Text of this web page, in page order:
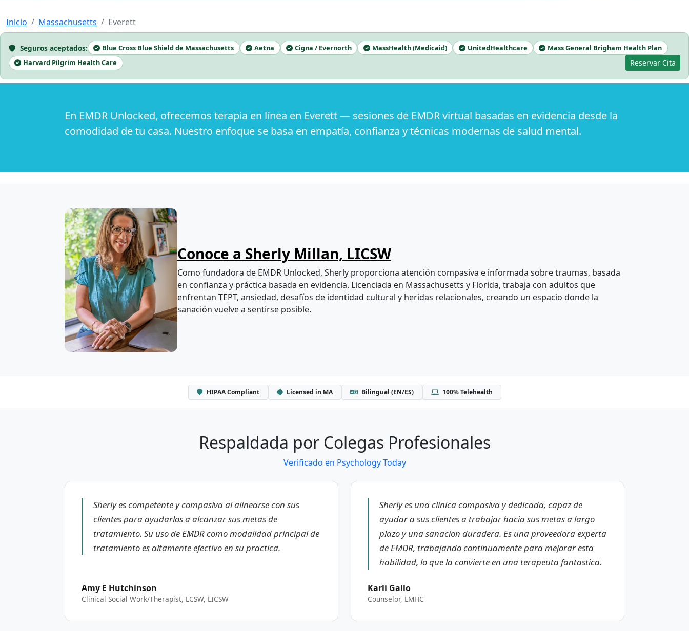
Inicio Massachusetts Everett
Seguros aceptados: Blue Cross Blue Shield de Massachusetts Aetna Cigna / Evernorth MassHealth (Medicaid) UnitedHealthcare
Mass General Brigham Health Plan
Harvard Pilgrim Health Care
Reservar Cita
En EMDR Unlocked, ofrecemos terapia en línea en Everett — sesiones de EMDR virtual basadas en evidencia desde la
comodidad de tu casa. Nuestro enfoque se basa en empatía, confianza y técnicas modernas de salud mental.
Conoce a Sherly Millan, LICSW
Como fundadora de EMDR Unlocked, Sherly proporciona atención compasiva e informada sobre traumas, basada
en confianza y práctica basada en evidencia. Licenciada en Massachusetts y Florida, trabaja con adultos que
enfrentan TEPT, ansiedad, desafíos de identidad cultural y heridas relacionales, creando un espacio donde la
sanación vuelve a sentirse posible.
HIPAA Compliant Licensed in MA Bilingual (EN/ES) 100% Telehealth
Respaldada por Colegas Profesionales
Verificado en Psychology Today
Sherly es competente y compasiva al alinearse con sus
clientes para ayudarlos a alcanzar sus metas de
tratamiento. Su uso de EMDR como modalidad principal de
tratamiento es altamente efectivo en su practica.
Amy E Hutchinson
Clinical Social Work/Therapist, LCSW, LICSW
Sherly es una clinica compasiva y dedicada, capaz de
ayudar a sus clientes a trabajar hacia sus metas a largo
plazo y una sanacion duradera. Es una proveedora experta
de EMDR, trabajando continuamente para mejorar esta
habilidad, lo que la convierte en una terapeuta fantastica.
Karli Gallo
Counselor, LMHC